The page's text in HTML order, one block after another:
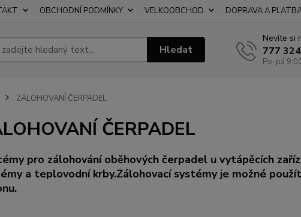
OBCHODNÍ PODMÍNKY VELKOOBCHOD DOPRAVA A
Hledat
Nevíte si
777
Po-pá
ZÁLOHOVANÍ ČERPADEL
ČERPADEL
pro zálohování oběhových čerpadel u vytápěcích
a teplovodní krby.Zálohovací systémy je možné